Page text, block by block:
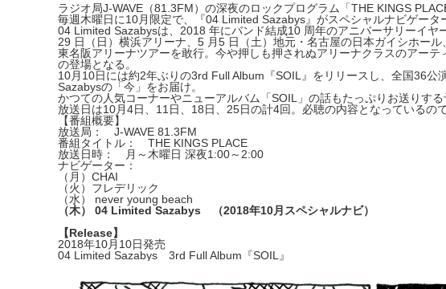
ラジオ局J-WAVE（81.3FM）の深夜のロックプログラ ム「THE KINGS
毎週木曜日に10月限定で、『04 Limited Sazabys』がスペシャルナビゲータ
04 Limited Sazabysは、2018 年にバンド結成10 周年のアニバーサリーイヤ
29 日（日）横浜アリーナ、5 月5 日（土）地元・名古屋の日本ガイシホー
東名阪アリーナツアーを敢行。今や押しも押されぬアリーナクラスのアーテ
の登場となる。
10月10日には約2年ぶりの3rd Full Album『SOIL』をリリースし、全国36公
Sazabysの「今」をお届け。
かつての人気コーナーやニューアルバム「SOIL」の話もたっぷりお送りする
放送日は10月4日、11日、18日、25日の計4回。必聴の内容となっているの
【番組概要】
放送局： J-WAVE 81.3FM
番組タイトル： THE KINGS PLACE
放送日時： 月～木曜日 深夜1:00～2:00
ナビゲーター：
（月）CHAI
（火）フレデリック
（水） never young beach
（木） 04 Limited Sazabys （2018年10月スペシャルナビ）
【Release】
2018年10月10日発売
04 Limited Sazabys 3rd Full Album『SOIL』